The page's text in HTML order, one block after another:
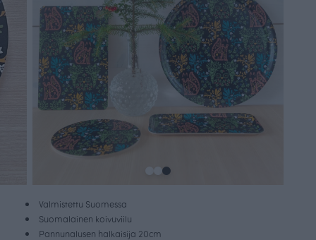
Valmistettu Suomessa
Suomalainen koivuviilu
Pannunalusen halkaisija 20cm